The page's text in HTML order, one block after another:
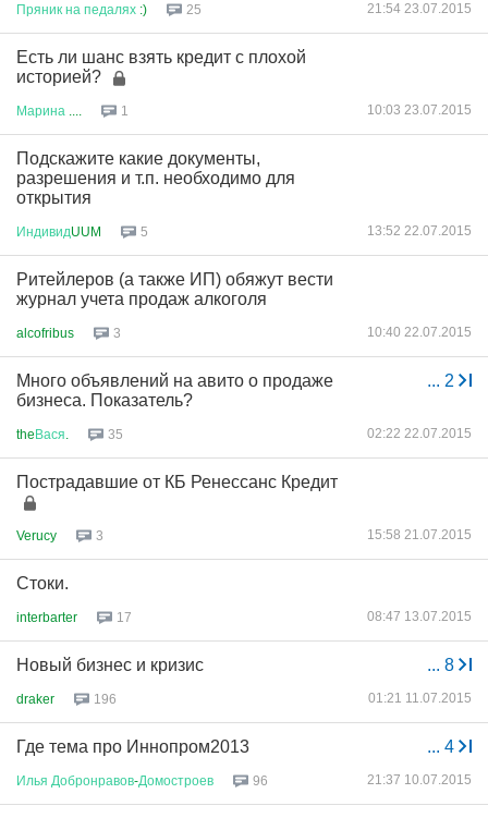
Пряник на педалях :) 25 21:54 23.07.2015
Есть ли шанс взять кредит с плохой
историей?
Марина 1 10:03 23.07.2015
Подскажите какие документы,
разрешения и т.п. необходимо для
открытия
ИндивидUUM 5 13:52 22.07.2015
Ритейлеров (а также ИП) обяжут вести
журнал учета продаж алкоголя
alcofribus 3 10:40 22.07.2015
... 2
Много объявлений на авито о продаже
бизнеса. Показатель?
theВася 35 02:22 22.07.2015
Пострадавшие от КБ Ренессанс Кредит
Verucy 3 15:58 21.07.2015
Стоки.
interbarter 17 08:47 13.07.2015
... 8
Новый бизнес и кризис
draker 196 01:21 11.07.2015
... 4
Где тема про Иннопром2013
Илья Добронравов-Домостроев 96 21:37 10.07.2015